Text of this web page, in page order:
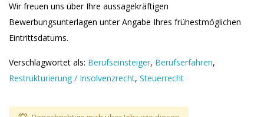
Wir freuen uns über Ihre aussagekräftigen
Bewerbungsunterlagen unter Angabe Ihres frühestmöglichen
Eintrittsdatums.
Verschlagwortet als: Berufseinsteiger, Berufserfahren,
Restrukturierung / Insolvenzrecht, Steuerrecht